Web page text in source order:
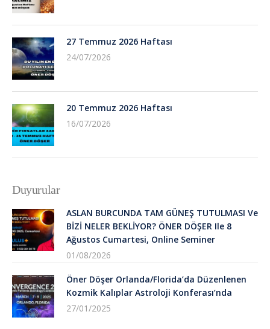
27 Temmuz 2026 Haftası
24/07/2026
20 Temmuz 2026 Haftası
16/07/2026
Duyurular
ASLAN BURCUNDA TAM GÜNEŞ TUTULMASI Ve
BİZİ NELER BEKLİYOR? ÖNER DÖŞER Ile 8
Ağustos Cumartesi, Online Seminer
01/08/2026
Öner Döşer Orlanda/Florida’da Düzenlenen
Kozmik Kalıplar Astroloji Konferası’nda
27/01/2025